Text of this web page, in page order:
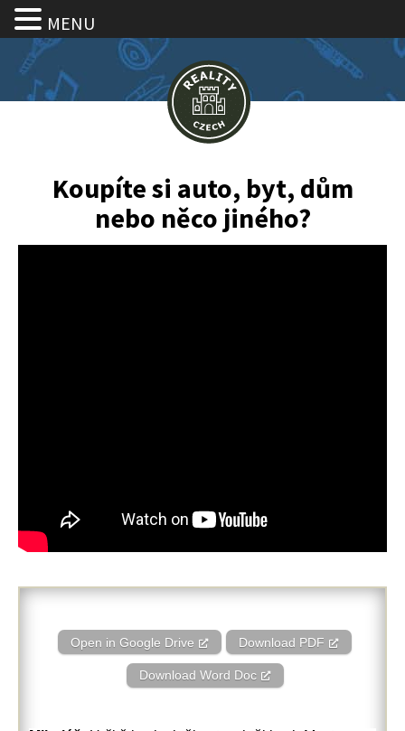
Koupíte si auto, byt, dům
nebo něco jiného?
Open in Google Drive Download PDF
Download Word Doc
MENU